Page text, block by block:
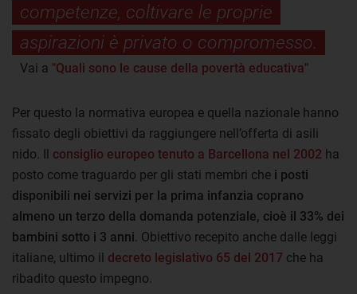
competenze, coltivare le proprie
aspirazioni è privato o compromesso.
Vai a "Quali sono le cause della povertà educativa"
Per questo la normativa europea e quella nazionale hanno
fissato degli obiettivi da raggiungere nell’offerta di asili
nido. Il consiglio europeo tenuto a Barcellona nel 2002 ha
posto come traguardo per gli stati membri che i posti
disponibili nei servizi per la prima infanzia coprano
almeno un terzo della domanda potenziale, cioè il 33% dei
bambini sotto i 3 anni . Obiettivo recepito anche dalle leggi
italiane, ultimo il decreto legislativo 65 del 2017 che ha
ribadito questo impegno.